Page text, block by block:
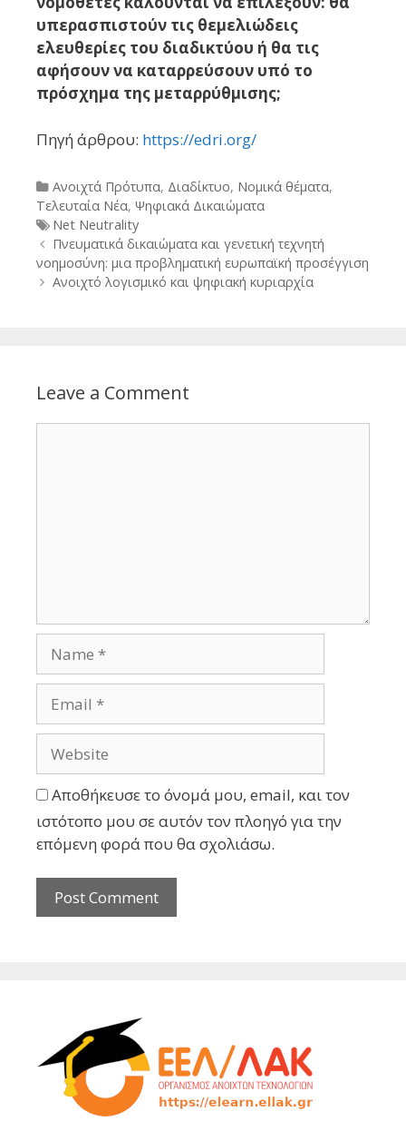
υπερασπιστούν τις θεμελιώδεις
ελευθερίες του διαδικτύου ή θα τις
αφήσουν να καταρρεύσουν υπό το
πρόσχημα της μεταρρύθμισης;
Πηγή άρθρου: https://edri.org/
Categories
Ανοιχτά Πρότυπα, Διαδίκτυο, Νομικά θέματα,
Τελευταία Νέα, Ψηφιακά Δικαιώματα
Tags
Net Neutrality
Post
navigation
Πνευματικά δικαιώματα και γενετική τεχνητή
νοημοσύνη: μια προβληματική ευρωπαϊκή προσέγγιση
Ανοιχτό λογισμικό και ψηφιακή κυριαρχία
Leave a Comment
Αποθήκευσε το όνομά μου, email, και τον
ιστότοπο μου σε αυτόν τον πλοηγό για την
επόμενη φορά που θα σχολιάσω.